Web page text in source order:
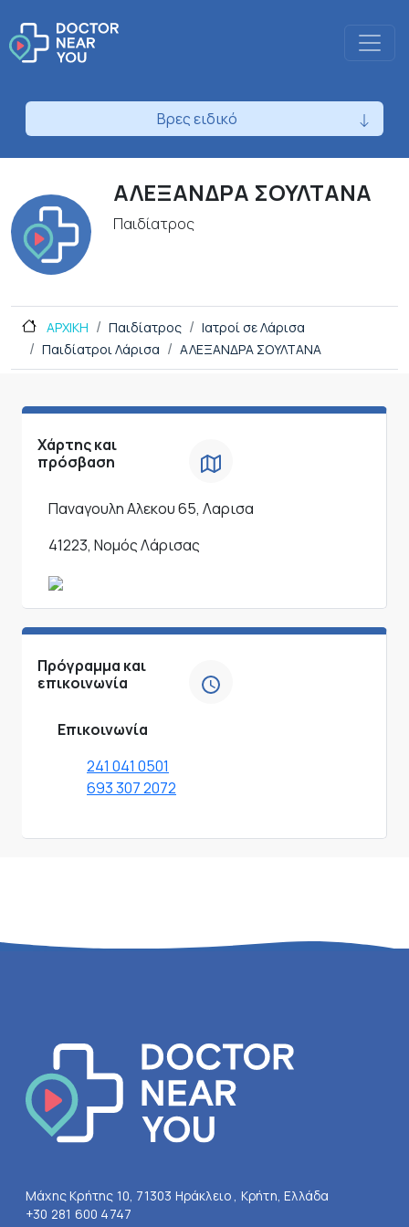
Βρες ειδικό
ΑΛΕΞΑΝΔΡΑ ΣΟΥΛΤΑΝΑ
Παιδίατρος
ΑΡΧΙΚΗ Παιδίατρος
Ιατροί σε Λάρισα
Παιδίατροι Λάρισα
ΑΛΕΞΑΝΔΡΑ ΣΟΥΛΤΑΝΑ
Χάρτης και
πρόσβαση
Παναγουλη Αλεκου 65, Λαρισα
41223, Νομός Λάρισας
Πρόγραμμα και
επικοινωνία
Επικοινωνία
241 041 0501
693 307 2072
Μάχης Κρήτης 10, 71303 Ηράκλειο , Κρήτη, Ελλάδα
+30 281 600 4747